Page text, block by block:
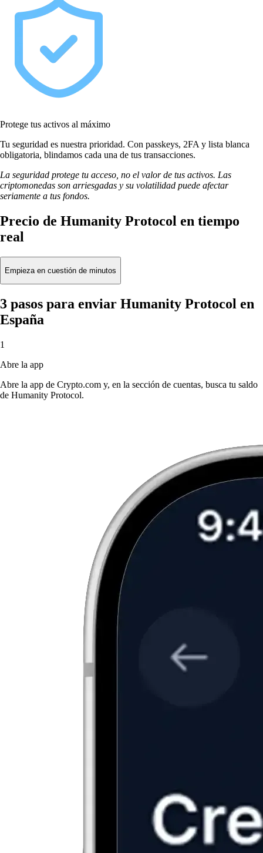
Protege tus activos al máximo
Tu seguridad es nuestra prioridad. Con passkeys, 2FA y lista blanca
obligatoria, blindamos cada una de tus transacciones.
La seguridad protege tu acceso, no el valor de tus activos. Las
criptomonedas son arriesgadas y su volatilidad puede afectar
seriamente a tus fondos.
Precio de Humanity Protocol en tiempo
real
Empieza en cuestión de minutos
3 pasos para enviar Humanity Protocol en
España
1
Abre la app
Abre la app de Crypto.com y, en la sección de cuentas, busca tu saldo
de Humanity Protocol.